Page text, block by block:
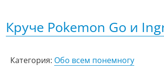
Круче Pokemon Go и
Категория: Обо всем понемногу